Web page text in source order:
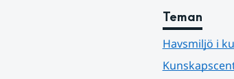
Teman
Havsmiljö i